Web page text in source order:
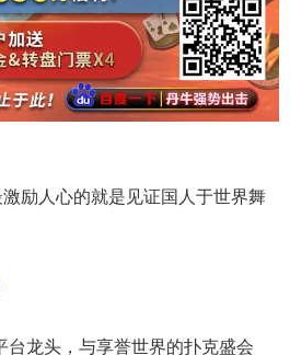
励人心的就是见证国人于世界舞
台龙头，与享誉世界的扑克盛会